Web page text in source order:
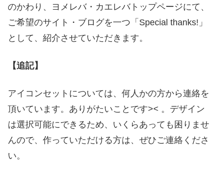
のかわり、ヨメレバ・カエレバトップページにて、
ご希望のサイト・ブログを一つ「Special thanks!」
として、紹介させていただきます。
【追記】
アイコンセットについては、何人かの方から連絡を
頂いています。ありがたいことです>< 。デザイン
は選択可能にできるため、いくらあっても困りませ
んので、作っていただける方は、ぜひご連絡くださ
い。